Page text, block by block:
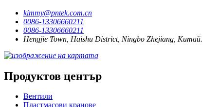
kimmy@pntek.com.cn
0086-13306660211
0086-13306660211
Hengjie Town, Haishu District, Ningbo Zhejiang, Китай.
Продуктов център
Вентили
Пластмасови кранове